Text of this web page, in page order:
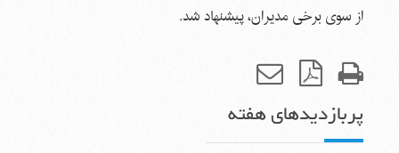
از سوی برخی مدیران، پیشنهاد شد.
پربازدیدهای هفته